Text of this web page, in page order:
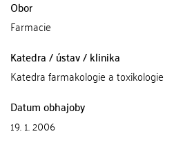
Obor
Farmacie
Katedra / ústav / klinika
Katedra farmakologie a toxikologie
Datum obhajoby
19. 1. 2006